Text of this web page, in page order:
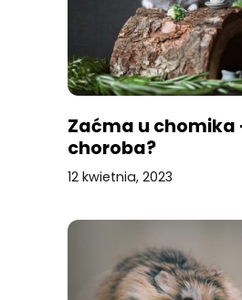
Zaćma u chomika
choroba?
12 kwietnia, 2023